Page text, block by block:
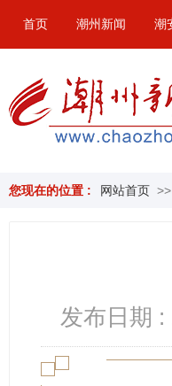
首页 潮州新闻 潮
您现在的位置 : 网站首页 >>
发布日期 :